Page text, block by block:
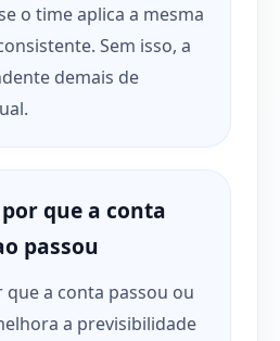
o time aplica a mesma
Sem isso, a
demais de
que a conta
passou
a conta passou ou
a previsibilidade